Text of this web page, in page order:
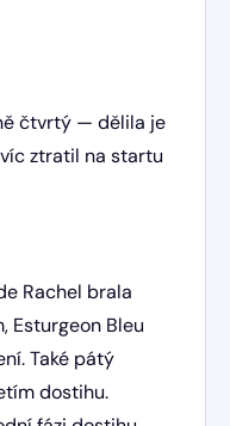
čtvrtý — dělila je
ztratil na startu
Rachel brala
Esturgeon Bleu
Také pátý
dostihu.